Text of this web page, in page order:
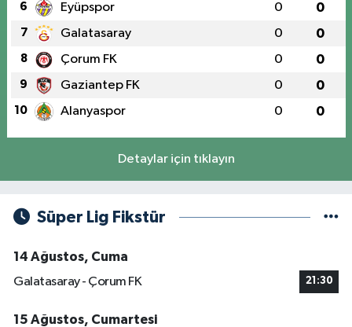
6 Eyüpspor 0 0
7 Galatasaray 0 0
8 Çorum FK 0 0
9 Gaziantep FK 0 0
10 Alanyaspor 0 0
Detaylar için tıklayın
Süper Lig Fikstür
14 Ağustos, Cuma
Galatasaray - Çorum FK
21:30
15 Ağustos, Cumartesi